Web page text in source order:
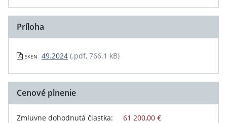
Príloha
SKEN 49.2024 (.pdf, 766.1 kB)
Cenové plnenie
Zmluvne dohodnutá čiastka: 61 200,00 €